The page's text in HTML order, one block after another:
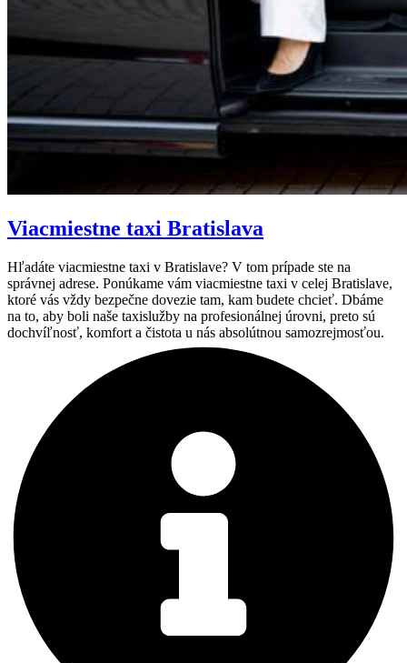
Viacmiestne taxi Bratislava
Hľadáte viacmiestne taxi v Bratislave? V tom prípade ste na
správnej adrese. Ponúkame vám viacmiestne taxi v celej Bratislave,
ktoré vás vždy bezpečne dovezie tam, kam budete chcieť. Dbáme
na to, aby boli naše taxislužby na profesionálnej úrovni, preto sú
dochvíľnosť, komfort a čistota u nás absolútnou samozrejmosťou.